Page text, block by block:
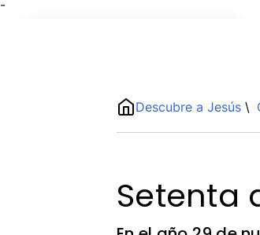
¯
Descubre a Jesús \
Setenta